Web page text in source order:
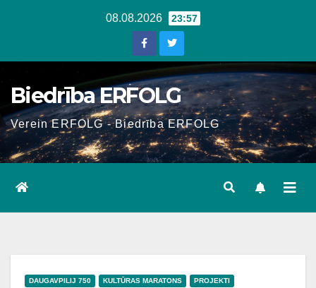
08.08.2026 23:57
Biedrība ERFOLG
Verein ERFOLG - Biedrība ERFOLG
DAUGAVPILIJ 750 KULTŪRAS MARATONS PROJEKTI